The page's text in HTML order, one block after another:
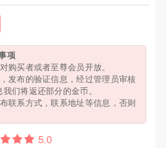
项
购买者或者至尊会员开放。
发布的验证信息，经过管理员审核
们将返还部分的金币。
联系方式，联系地址等信息，否则